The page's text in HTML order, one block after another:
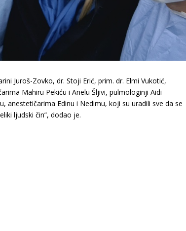
Juroš-Zovko, dr. Stoji Erić, prim. dr. Elmi Vukotić,
Mahiru Pekiću i Anelu Šljivi, pulmologinji Aidi
anestetičarima Edinu i Nedimu, koji su uradili sve da se
ljudski čin”, dodao je.